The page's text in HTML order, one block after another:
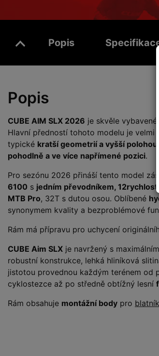
Popis
Popis
CUBE AIM SLX 2026 je skvěle vybavené
Hlavní předností tohoto modelu je velmi
typické kratší geometrií a vyšší polohou
pohodlně a ve více napřímené pozici.
Pro sezónu 2026 přináší tento model
6100 s jedním převodníkem,
MTB Pro, 32T s dutou osou. Oblíbené
synonymem kvality a bezproblémové
Rám má přípravu pro uchycení
CUBE Aim SLX je navržený s
robustní konstrukce, lehká hliníková
jistotou provednou každým terénem od
cyklostezce až po středně obtížný lesní
Rám obsahuje montážní body pro